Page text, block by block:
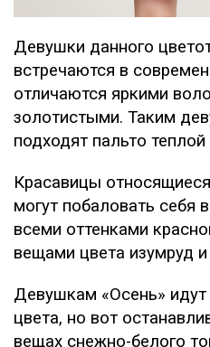
Девушки данного
встречаются в
отличаются яркими
золотистыми. Таким
подходят пальто
Красавицы
могут побаловать себя
всеми оттенками
вещами цвета изумруд
Девушкам «Осень» идут
цвета, но вот
вещах снежно-белого